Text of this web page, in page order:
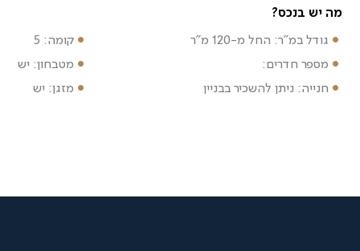
מה יש בנכס?
גודל במ"ר: החל מ-120 מ"ר
קומה: 5
מספר חדרים:
מטבחון: יש
חנייה: ניתן להשכיר בבניין
מזגן: יש